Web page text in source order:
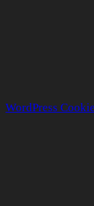
WordPress